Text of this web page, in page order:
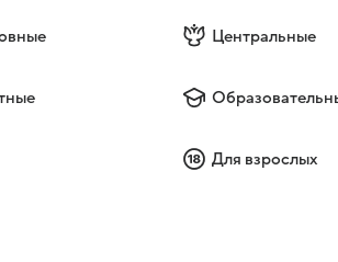
Центральные
Для взрослых